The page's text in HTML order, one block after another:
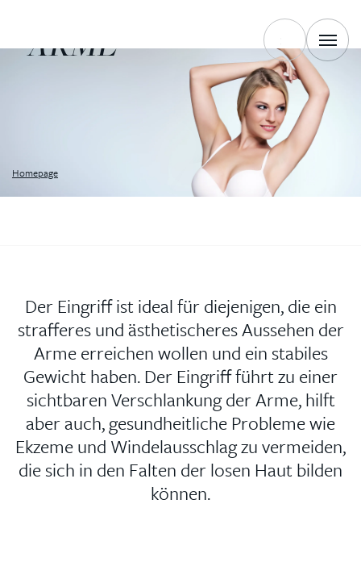
Homepage
OPERATION DER
ARME
Der Eingriff ist ideal für diejenigen, die ein
strafferes und ästhetischeres Aussehen der
Arme erreichen wollen und ein stabiles
Gewicht haben. Der Eingriff führt zu einer
sichtbaren Verschlankung der Arme, hilft
aber auch, gesundheitliche Probleme wie
Ekzeme und Windelausschlag zu vermeiden,
die sich in den Falten der losen Haut bilden
können.